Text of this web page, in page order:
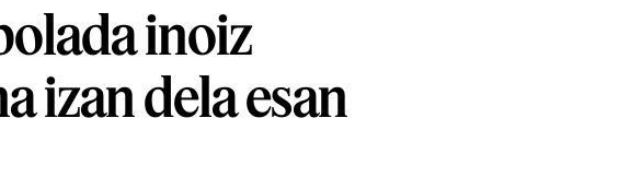
inoiz
izan dela esan